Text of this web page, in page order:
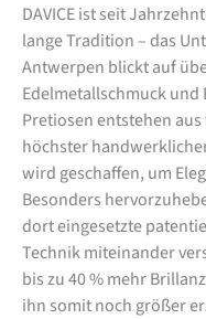
DAVICE ist seit
lange Tradition – das
Antwerpen blickt auf
Edelmetallschmuck
Pretiosen entstehen
höchster
wird geschaffen, um
Besonders
dort eingesetzte
Technik miteinander
bis zu 40 % mehr
ihn somit noch größer